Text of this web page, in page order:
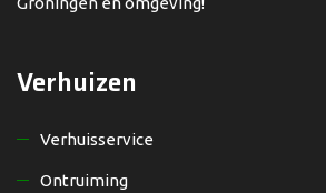
Verhuizen
Verhuisservice
Ontruiming